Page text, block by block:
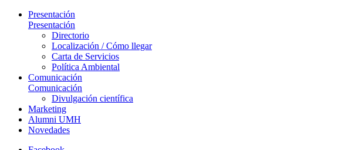
Presentación
Presentación
Directorio
Localización / Cómo llegar
Carta de Servicios
Política Ambiental
Comunicación
Comunicación
Divulgación científica
Marketing
Alumni UMH
Novedades